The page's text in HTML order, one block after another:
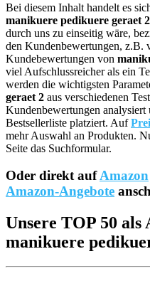
Bei diesem Inhalt handelt es
manikuere pedikuere geraet 2
durch uns zu einseitig wäre,
den Kundenbewertungen, z.B.
Kundebewertungen von
viel Aufschlussreicher als ein
werden die wichtigsten
geraet 2 aus verschiedenen
Kundenbewertungen analysiert
Bestsellerliste platziert. Auf
mehr Auswahl an Produkten.
Seite das Suchformular.
Oder direkt aufAmazon
Amazon-Angebote
Unsere TOP 50 als
manikuere